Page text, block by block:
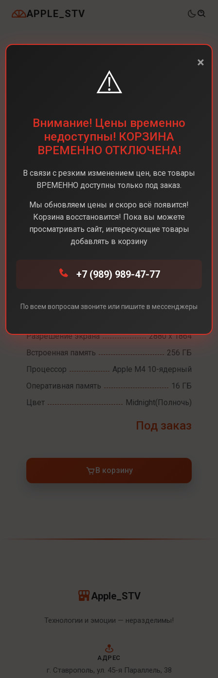
APPLE_STV
Ноутбуки MacBook Air 15 M4
Разрешение экрана
2880 х 1864
Встроенная память
256 ГБ
Процессор
Apple M4 10-ядерный
Оперативная память
16 ГБ
Цвет
Midnight(Полночь)
Под заказ
В корзину
Apple_STV
Технологии и эмоции — неразделимы!
АДРЕС
г. Ставрополь, ул. 45-я Параллель, 38
×
⚠️
Внимание! Цены временно
недоступны! КОРЗИНА
ВРЕМЕННО ОТКЛЮЧЕНА!
В связи с резким изменением цен, все товары
ВРЕМЕННО доступны только под заказ.
Мы обновляем цены и скоро всё появится!
Корзина восстановится! Пока вы можете
просматривать сайт, интересующие товары
добавлять в корзину
+7 (989) 989-47-77
По всем вопросам звоните или пишите в мессенджеры